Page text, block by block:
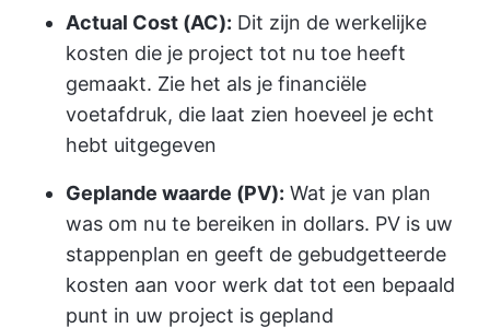
Actual Cost (AC): Dit zijn de werkelijke
kosten die je project tot nu toe heeft
gemaakt. Zie het als je financiële
voetafdruk, die laat zien hoeveel je echt
hebt uitgegeven
Geplande waarde (PV): Wat je van plan
was om nu te bereiken in dollars. PV is uw
stappenplan en geeft de gebudgetteerde
kosten aan voor werk dat tot een bepaald
punt in uw project is gepland